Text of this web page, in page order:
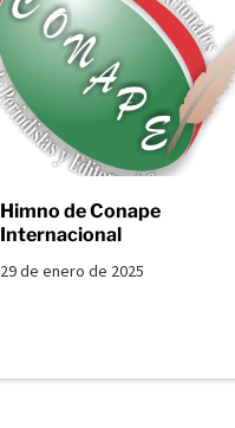
Himno de Conape
Internacional
29 de enero de 2025